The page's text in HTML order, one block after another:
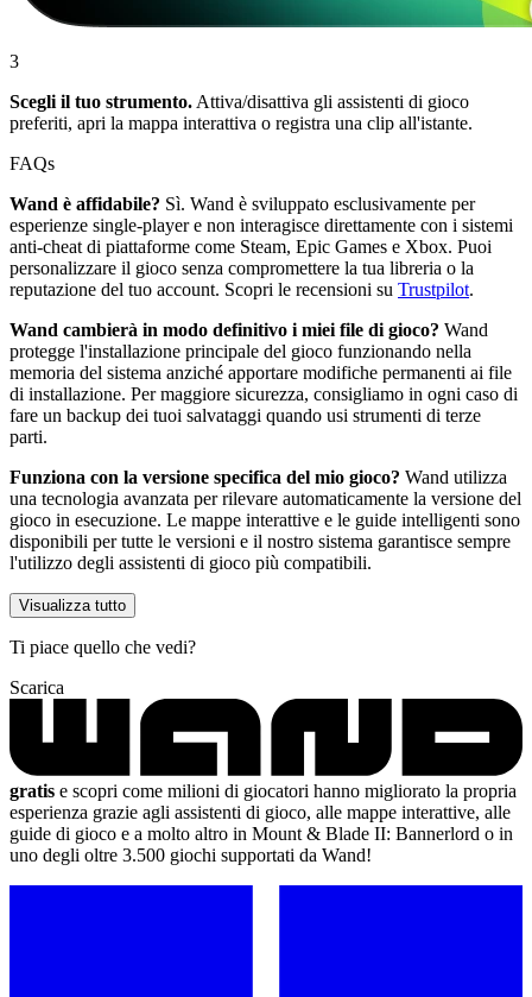
3
Scegli il tuo strumento. Attiva/disattiva gli assistenti di gioco
preferiti, apri la mappa interattiva o registra una clip all'istante.
FAQs
Wand è affidabile? Sì. Wand è sviluppato esclusivamente per
esperienze single-player e non interagisce direttamente con i sistemi
anti-cheat di piattaforme come Steam, Epic Games e Xbox. Puoi
personalizzare il gioco senza compromettere la tua libreria o la
reputazione del tuo account. Scopri le recensioni su Trustpilot.
Wand cambierà in modo definitivo i miei file di gioco? Wand
protegge l'installazione principale del gioco funzionando nella
memoria del sistema anziché apportare modifiche permanenti ai file
di installazione. Per maggiore sicurezza, consigliamo in ogni caso di
fare un backup dei tuoi salvataggi quando usi strumenti di terze
parti.
Funziona con la versione specifica del mio gioco? Wand utilizza
una tecnologia avanzata per rilevare automaticamente la versione del
gioco in esecuzione. Le mappe interattive e le guide intelligenti sono
disponibili per tutte le versioni e il nostro sistema garantisce sempre
l'utilizzo degli assistenti di gioco più compatibili.
Visualizza tutto
Ti piace quello che vedi?
Scarica
gratis e scopri come milioni di giocatori hanno migliorato la propria
esperienza grazie agli assistenti di gioco, alle mappe interattive, alle
guide di gioco e a molto altro in Mount & Blade II: Bannerlord o in
uno degli oltre 3.500 giochi supportati da Wand!